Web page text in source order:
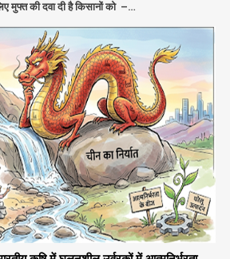
मुफ्त की दवा दी है किसानों को –…